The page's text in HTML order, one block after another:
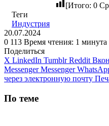
[Итого: 0
Теги
Индустрия
20.07.2024
0 113 Время чтения: 1 минута
Поделиться
X LinkedIn Tumblr Reddit
Messenger Messenger
через электронную почту
По теме